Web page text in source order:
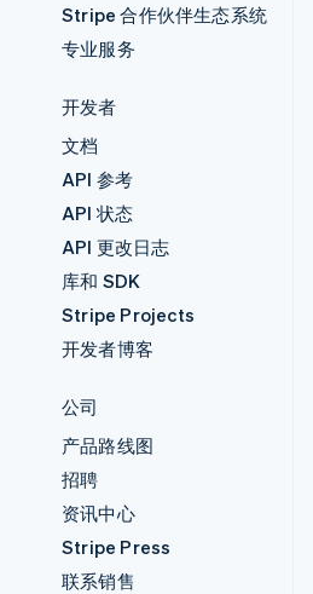
Stripe 合作伙伴生态系统
专业服务
开发者
文档
API 参考
API 状态
API 更改日志
库和 SDK
Stripe Projects
开发者博客
公司
产品路线图
招聘
资讯中心
Stripe Press
联系销售